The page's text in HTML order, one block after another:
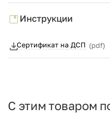
Инструкции
Сертификат на ДСП (pdf)
С этим товаром